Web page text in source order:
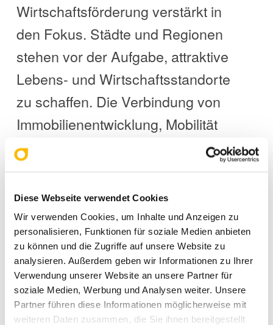
Diese Webseite verwendet Cookies
Wir verwenden Cookies, um Inhalte und Anzeigen zu
personalisieren, Funktionen für soziale Medien anbieten
zu können und die Zugriffe auf unsere Website zu
analysieren. Außerdem geben wir Informationen zu Ihrer
Verwendung unserer Website an unsere Partner für
soziale Medien, Werbung und Analysen weiter. Unsere
Partner führen diese Informationen möglicherweise mit
weiteren Daten zusammen, die Sie ihnen bereitgestellt
Wirtschaftsförderung verstärkt in
den Fokus. Städte und Regionen
stehen vor der Aufgabe, attraktive
Lebens- und Wirtschaftsstandorte
zu schaffen. Die Verbindung von
Immobilienentwicklung, Mobilität
und kommunalen Strategien wird
Erfolgsfaktor für nachhaltiges
Wachstum.
Nicht zuletzt wird der
Fachkräftemangel auch auf der
Real Estate Arena ein wichtiges
Thema sein. Unternehmen suchen